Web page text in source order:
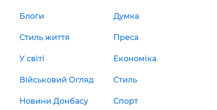
Блоги Думка
Стиль життя Преса
У світі Економіка
Військовий Огляд Стиль
Новини Донбасу Спорт